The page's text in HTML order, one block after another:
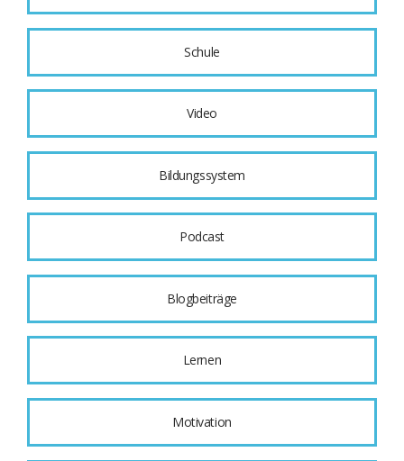
Schule
Video
Bildungssystem
Podcast
Blogbeiträge
Lernen
Motivation